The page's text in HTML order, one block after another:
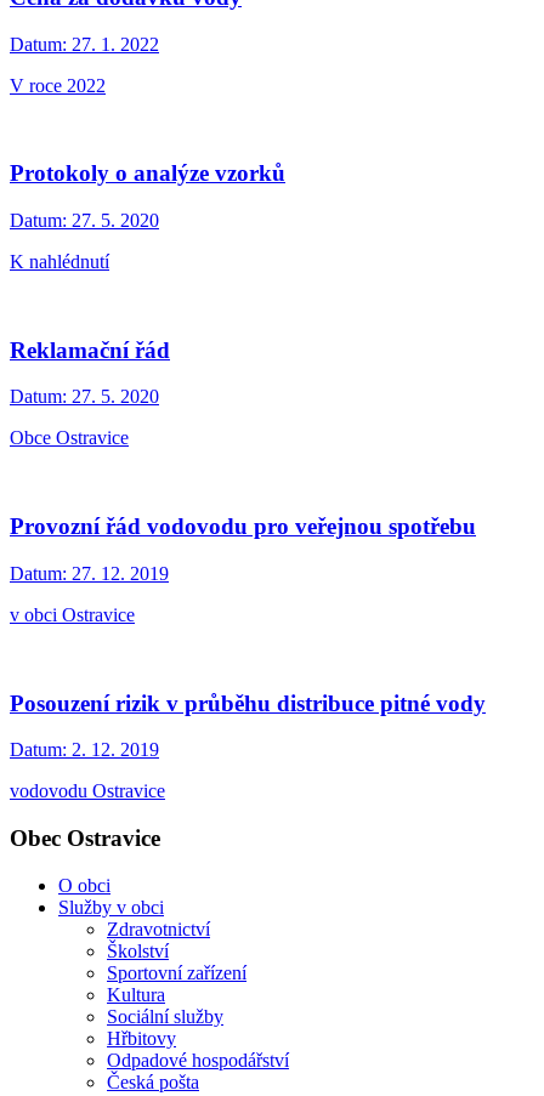
Datum: 27. 1. 2022
V roce 2022
Protokoly o analýze vzorků
Datum: 27. 5. 2020
K nahlédnutí
Reklamační řád
Datum: 27. 5. 2020
Obce Ostravice
Provozní řád vodovodu pro veřejnou spotřebu
Datum: 27. 12. 2019
v obci Ostravice
Posouzení rizik v průběhu distribuce pitné vody
Datum: 2. 12. 2019
vodovodu Ostravice
Obec Ostravice
O obci
Služby v obci
Zdravotnictví
Školství
Sportovní zařízení
Kultura
Sociální služby
Hřbitovy
Odpadové hospodářství
Česká pošta